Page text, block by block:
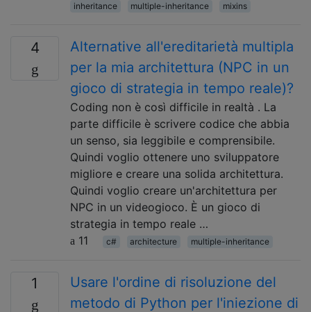
inheritance
multiple-inheritance mixins
4
Alternative all'ereditarietà multipla
per la mia architettura (NPC in un
gioco di strategia in tempo reale)?
Coding non è così difficile in realtà . La
parte difficile è scrivere codice che abbia
un senso, sia leggibile e comprensibile.
Quindi voglio ottenere uno sviluppatore
migliore e creare una solida architettura.
Quindi voglio creare un'architettura per
NPC in un videogioco. È un gioco di
strategia in tempo reale …
11
c# architecture multiple-inheritance
1
Usare l'ordine di risoluzione del
metodo di Python per l'iniezione di